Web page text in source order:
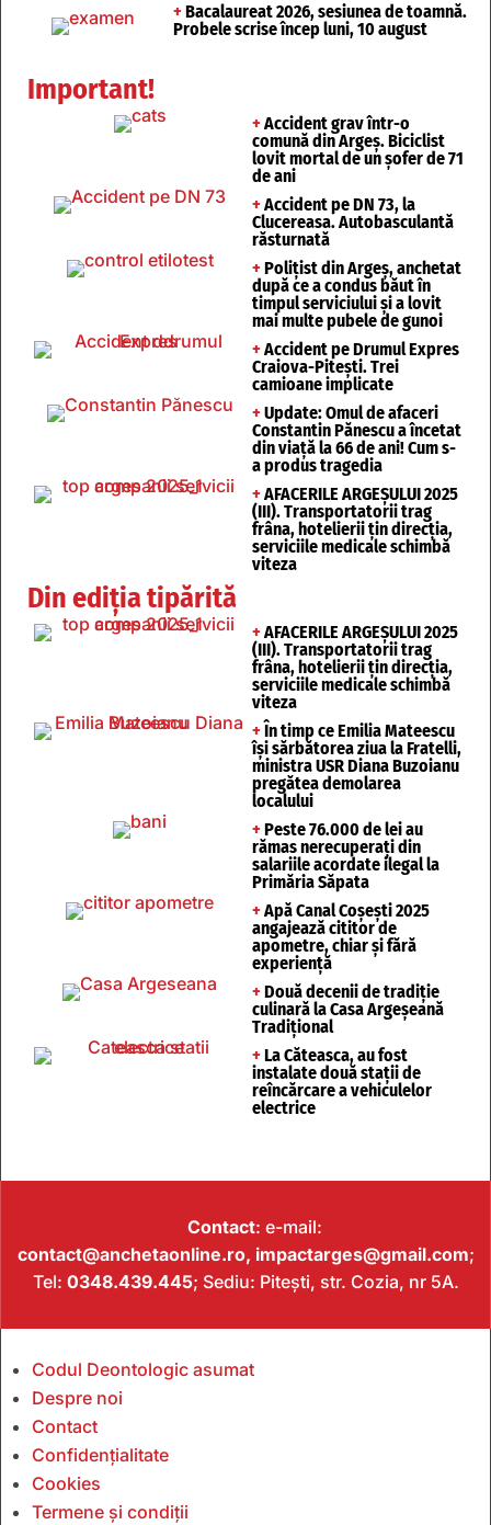
+ Bacalaureat 2026, sesiunea de toamnă.
Probele scrise încep luni, 10 august
Important!
+ Accident grav într-o
comună din Argeș. Biciclist
lovit mortal de un șofer de 71
de ani
+ Accident pe DN 73, la
Clucereasa. Autobasculantă
răsturnată
+ Polițist din Argeș, anchetat
după ce a condus băut în
timpul serviciului și a lovit
mai multe pubele de gunoi
+ Accident pe Drumul Expres
Craiova-Pitești. Trei
camioane implicate
+ Update: Omul de afaceri
Constantin Pănescu a încetat
din viață la 66 de ani! Cum s-
a produs tragedia
+ AFACERILE ARGEȘULUI 2025
(III). Transportatorii trag
frâna, hotelierii țin direcția,
serviciile medicale schimbă
viteza
Din ediția tipărită
+ AFACERILE ARGEȘULUI 2025
(III). Transportatorii trag
frâna, hotelierii țin direcția,
serviciile medicale schimbă
viteza
+ În timp ce Emilia Mateescu
își sărbătorea ziua la Fratelli,
ministra USR Diana Buzoianu
pregătea demolarea
localului
+ Peste 76.000 de lei au
rămas nerecuperați din
salariile acordate ilegal la
Primăria Săpata
+ Apă Canal Coșești 2025
angajează cititor de
apometre, chiar și fără
experiență
+ Două decenii de tradiție
culinară la Casa Argeșeană
Tradițional
+ La Căteasca, au fost
instalate două stații de
reîncărcare a vehiculelor
electrice
Contact: e-mail:
contact@anchetaonline.ro, impactarges@gmail.com;
Tel: 0348.439.445; Sediu: Pitești, str. Cozia, nr 5A.
Codul Deontologic asumat
Despre noi
Contact
Confidențialitate
Cookies
Termene și condiții